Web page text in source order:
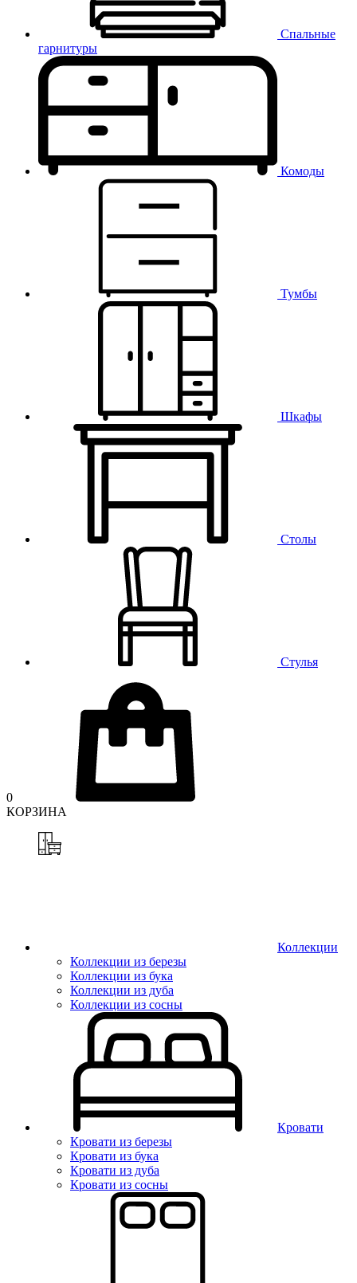
Спальные
гарнитуры
Комоды
Тумбы
Шкафы
Столы
Стулья
0
КОРЗИНА
Коллекции
Коллекции из березы
Коллекции из бука
Коллекции из дуба
Коллекции из сосны
Кровати
Кровати из березы
Кровати из бука
Кровати из дуба
Кровати из сосны